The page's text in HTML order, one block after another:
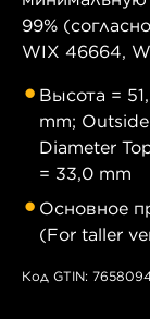
99%
WIX 46664,
Высота =
mm;
Diameter
= 33,0 mm
Основное
(For taller
Код GTIN: